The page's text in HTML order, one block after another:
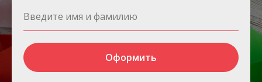
Оформить